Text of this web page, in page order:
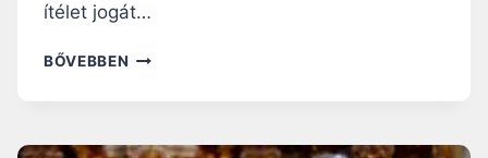
ítélet jogát…
BŐVEBBEN NAGYBÖJTI
SZENTHÁROMSÁG